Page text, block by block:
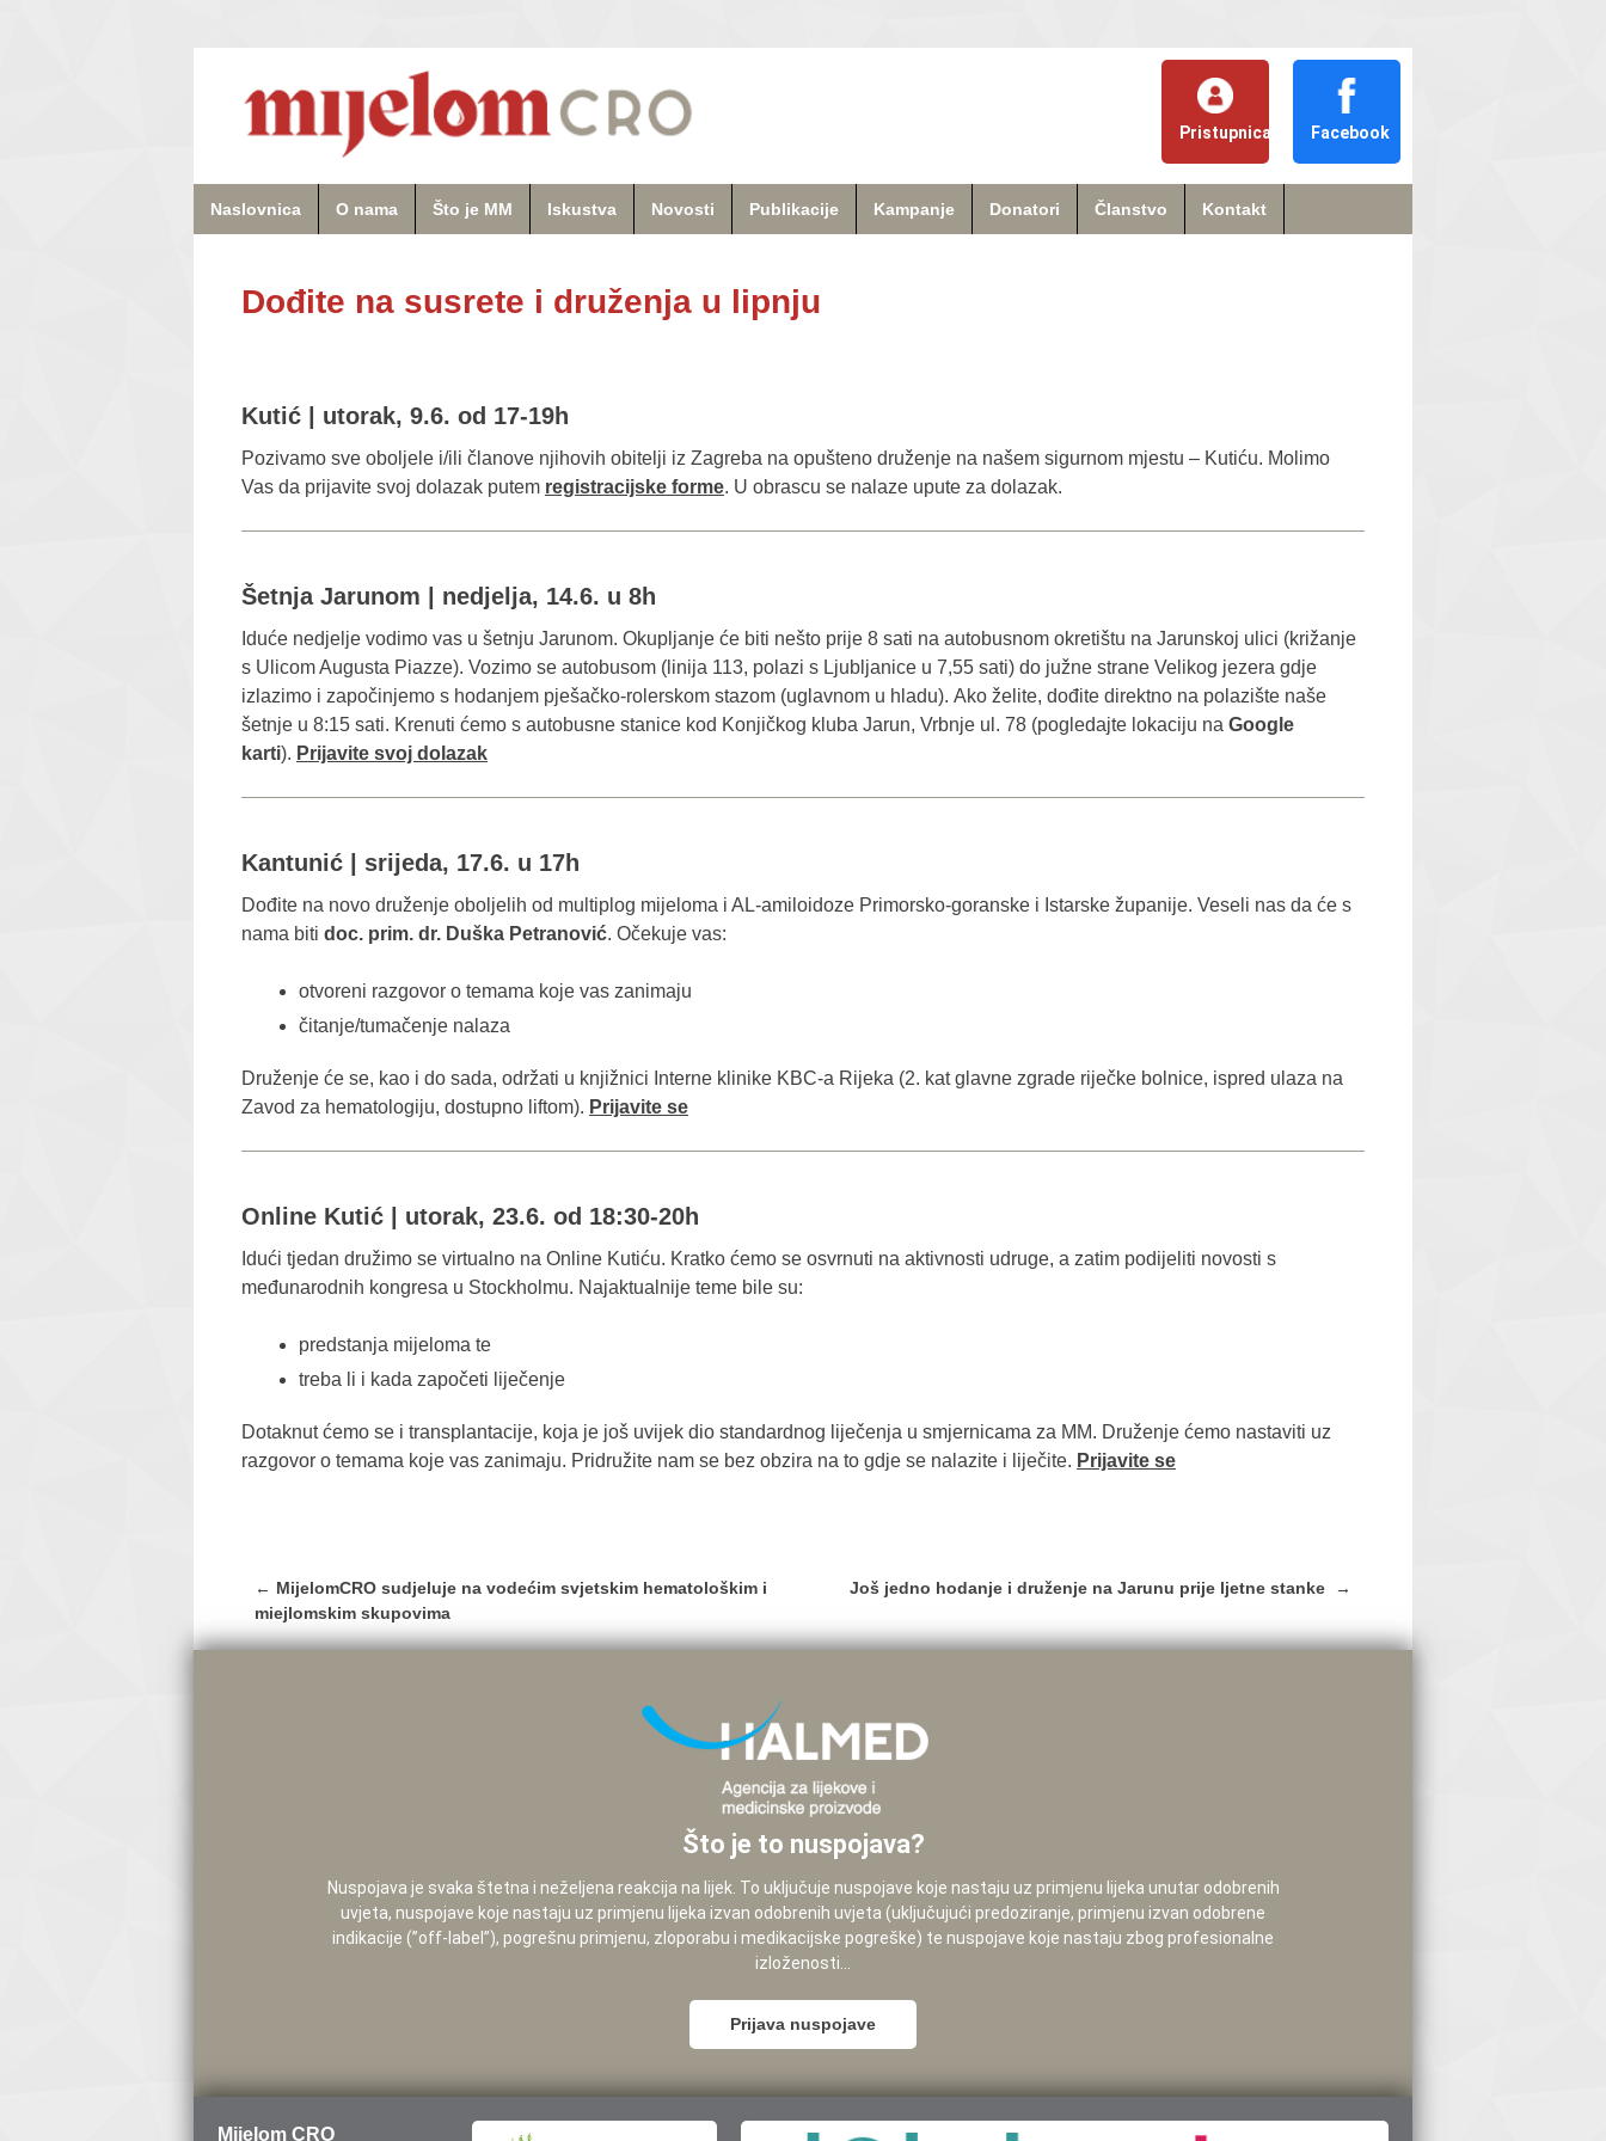
Pristupnica Facebook
Naslovnica O nama Što je MM Iskustva Novosti Publikacije Kampanje Donatori Članstvo Kontakt
Dođite na susrete i druženja u lipnju
Kutić | utorak, 9.6. od 17-19h
Pozivamo sve oboljele i/ili članove njihovih obitelji iz Zagreba na opušteno druženje na našem sigurnom mjestu – Kutiću. Molimo
Vas da prijavite svoj dolazak putem registracijske forme. U obrascu se nalaze upute za dolazak.
Šetnja Jarunom | nedjelja, 14.6. u 8h
Iduće nedjelje vodimo vas u šetnju Jarunom. Okupljanje će biti nešto prije 8 sati na autobusnom okretištu na Jarunskoj ulici (križanje
s Ulicom Augusta Piazze). Vozimo se autobusom (linija 113, polazi s Ljubljanice u 7,55 sati) do južne strane Velikog jezera gdje
izlazimo i započinjemo s hodanjem pješačko-rolerskom stazom (uglavnom u hladu). Ako želite, dođite direktno na polazište naše
šetnje u 8:15 sati. Krenuti ćemo s autobusne stanice kod Konjičkog kluba Jarun, Vrbnje ul. 78 (pogledajte lokaciju na Google
karti). Prijavite svoj dolazak
Kantunić | srijeda, 17.6. u 17h
Dođite na novo druženje oboljelih od multiplog mijeloma i AL-amiloidoze Primorsko-goranske i Istarske županije. Veseli nas da će s
nama biti doc. prim. dr. Duška Petranović. Očekuje vas:
otvoreni razgovor o temama koje vas zanimaju
čitanje/tumačenje nalaza
Druženje će se, kao i do sada, održati u knjižnici Interne klinike KBC-a Rijeka (2. kat glavne zgrade riječke bolnice, ispred ulaza na
Zavod za hematologiju, dostupno liftom). Prijavite se
Online Kutić | utorak, 23.6. od 18:30-20h
Idući tjedan družimo se virtualno na Online Kutiću. Kratko ćemo se osvrnuti na aktivnosti udruge, a zatim podijeliti novosti s
međunarodnih kongresa u Stockholmu. Najaktualnije teme bile su:
predstanja mijeloma te
treba li i kada započeti liječenje
Dotaknut ćemo se i transplantacije, koja je još uvijek dio standardnog liječenja u smjernicama za MM. Druženje ćemo nastaviti uz
razgovor o temama koje vas zanimaju. Pridružite nam se bez obzira na to gdje se nalazite i liječite. Prijavite se
Post
navigation
← MijelomCRO sudjeluje na vodećim svjetskim hematološkim i
miejlomskim skupovima
Još jedno hodanje i druženje na Jarunu prije ljetne stanke →
Što je to nuspojava?
Nuspojava je svaka štetna i neželjena reakcija na lijek. To uključuje nuspojave koje nastaju uz primjenu lijeka unutar odobrenih
uvjeta, nuspojave koje nastaju uz primjenu lijeka izvan odobrenih uvjeta (uključujući predoziranje, primjenu izvan odobrene
indikacije (”off-label”), pogrešnu primjenu, zloporabu i medikacijske pogreške) te nuspojave koje nastaju zbog profesionalne
izloženosti...
Prijava nuspojave
Mijelom CRO